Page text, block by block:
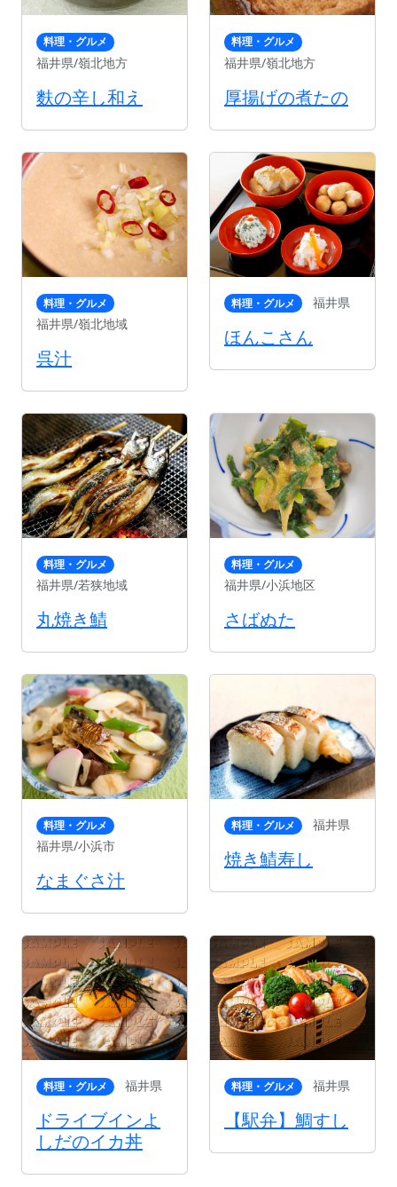
料理・グルメ
福井県/嶺北地方
麩の辛し和え
料理・グルメ
福井県/嶺北地方
厚揚げの煮たの
料理・グルメ
福井県/嶺北地域
呉汁
料理・グルメ 福井県
ほんこさん
料理・グルメ
福井県/若狭地域
丸焼き鯖
料理・グルメ
福井県/小浜地区
さばぬた
料理・グルメ
福井県/小浜市
なまぐさ汁
料理・グルメ 福井県
焼き鯖寿し
料理・グルメ 福井県
ドライブインよ
しだのイカ丼
料理・グルメ 福井県
【駅弁】鯛すし